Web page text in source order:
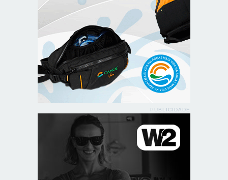
PUBLICIDADE